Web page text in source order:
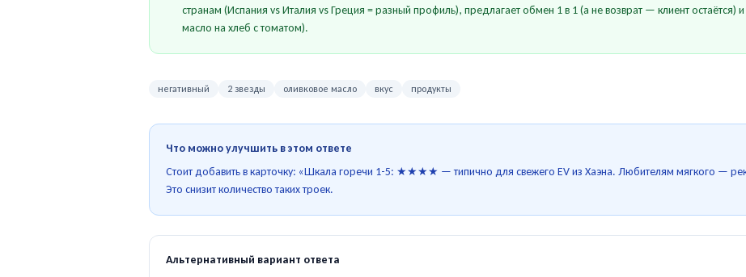
странам (Испания vs Италия vs Греция = разный профиль), предлагает обмен 1 в 1 (а не возврат — клиент остаётся)
масло на хлеб с томатом).
негативный 2 звезды оливковое масло вкус продукты
Что можно улучшить в этом ответе
Стоит добавить в карточку: «Шкала горечи 1-5: ★★★★ — типично для свежего EV из Хаэна. Любителям мягкого —
Это снизит количество таких троек.
Альтернативный вариант ответа